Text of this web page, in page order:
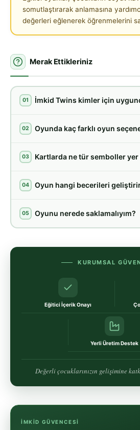
somutlaştırarak anlamasına
değerleri eğlenerek öğrenmelerini
Merak Ettikleriniz
01 İmkid Twins kimler için
02 Oyunda kaç farklı oyun
03 Kartlarda ne tür semboller yer
04 Oyun hangi becerileri
05 Oyunu nerede saklamalıyım?
KURUMSAL
Eğitici İçerik Onayı
Yerli Üretim Destek
Değerli çocuklarınızın gelişimine
İMKİD GÜVENCESI